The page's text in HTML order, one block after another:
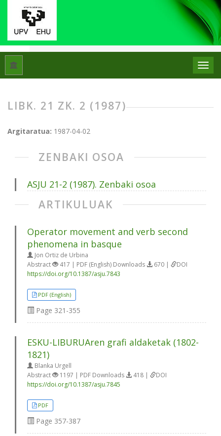
Hasiera
LIBK. 21 ZK. 2 (1987)
Argitaratua: 1987-04-02
ZENBAKI OSOA
ASJU 21-2 (1987). Zenbaki osoa
ARTIKULUAK
Operator movement and verb second
phenomena in basque
Jon Ortiz de Urbina
Abstract
417 | PDF (English) Downloads 670 |
DOI
https://doi.org/10.1387/asju.7843
PDF (English)
Page 321-355
ESKU-LIBURUAren grafi aldaketak (1802-
1821)
Blanka Urgell
Abstract
1197 | PDF Downloads 418 |
DOI
https://doi.org/10.1387/asju.7845
PDF
Page 357-387